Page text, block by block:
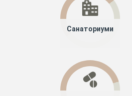
Санаториуми